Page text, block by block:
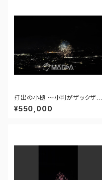
打出の小槌 ～小判がザックザク
～ - 大曲の花火―春の章―「新
作花火コレクション2024 世界
¥550,000